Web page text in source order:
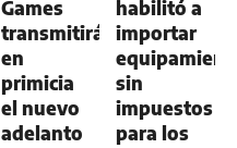
Games
transmitirá
en
primicia
el nuevo
adelanto
habilitó a
importar
sin
impuestos
para los